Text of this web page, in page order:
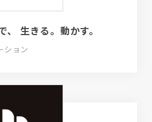
生きる。動かす。
ション